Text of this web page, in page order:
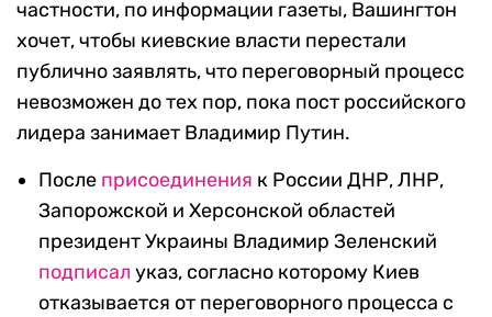
частности, по информации газеты, Вашингтон
хочет, чтобы киевские власти перестали
публично заявлять, что переговорный процесс
невозможен до тех пор, пока пост российского
лидера занимает Владимир Путин.
После присоединения к России ДНР, ЛНР,
Запорожской и Херсонской областей
президент Украины Владимир Зеленский
подписал указ, согласно которому Киев
отказывается от переговорного процесса с